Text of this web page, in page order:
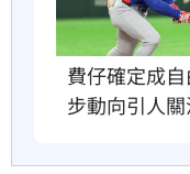
費仔確定成
步動向引人